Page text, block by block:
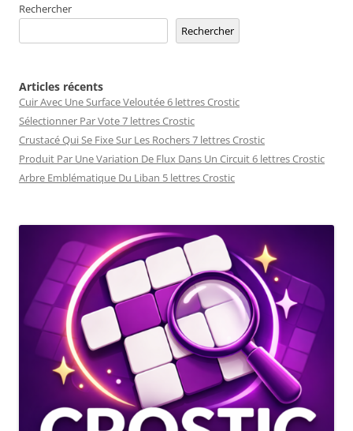
Rechercher
Rechercher
Articles récents
Cuir Avec Une Surface Veloutée 6 lettres Crostic
Sélectionner Par Vote 7 lettres Crostic
Crustacé Qui Se Fixe Sur Les Rochers 7 lettres Crostic
Produit Par Une Variation De Flux Dans Un Circuit 6 lettres Crostic
Arbre Emblématique Du Liban 5 lettres Crostic